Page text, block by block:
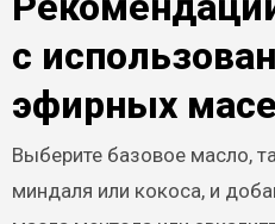
с
эфирных
Выберите базовое масло,
миндаля или кокоса, и